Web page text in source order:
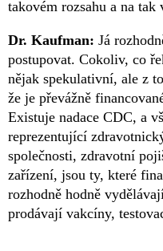
takovém rozsahu a na tak
Dr. Kaufman: Já
postupovat. Cokoliv, co
nějak spekulativní, ale z
že je převážně
Existuje nadace CDC, a
reprezentující
společnosti, zdravotní
zařízení, jsou ty, které
rozhodně hodně
prodávají vakcíny,